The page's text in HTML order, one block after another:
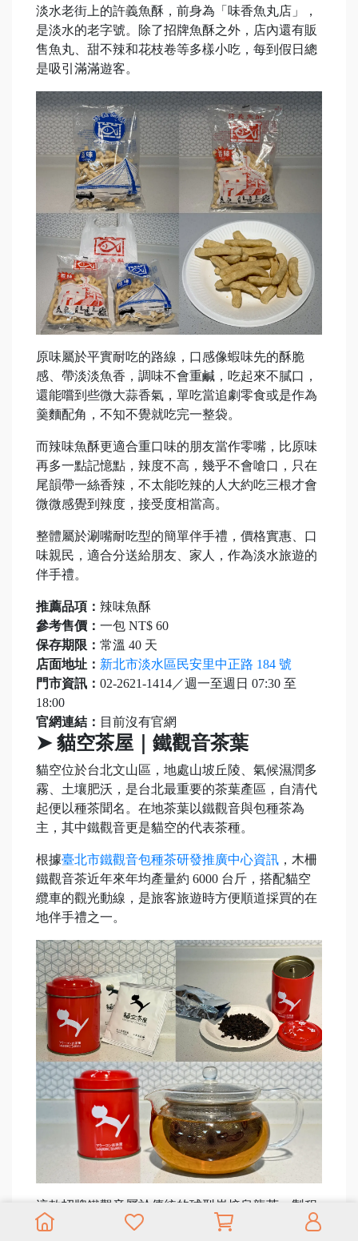
淡水老街上的許義魚酥，前身為「味香魚丸店」，
是淡水的老字號。除了招牌魚酥之外，店內還有販
售魚丸、甜不辣和花枝卷等多樣小吃，每到假日總
是吸引滿滿遊客。
原味屬於平實耐吃的路線，口感像蝦味先的酥脆
感、帶淡淡魚香，調味不會重鹹，吃起來不膩口，
還能嚐到些微大蒜香氣，單吃當追劇零食或是作為
羹麵配角，不知不覺就吃完一整袋。
而辣味魚酥更適合重口味的朋友當作零嘴，比原味
再多一點記憶點，辣度不高，幾乎不會嗆口，只在
尾韻帶一絲香辣，不太能吃辣的人大約吃三根才會
微微感覺到辣度，接受度相當高。
整體屬於涮嘴耐吃型的簡單伴手禮，價格實惠、口
味親民，適合分送給朋友、家人，作為淡水旅遊的
伴手禮。
推薦品項： 辣味魚酥
參考售價： 一包 NT$ 60
保存期限： 常溫 40 天
店面地址： 新北市淡水區民安里中正路 184 號
門市資訊： 02-2621-1414／週一至週日 07:30 至
18:00
官網連結： 目前沒有官網
➤ 貓空茶屋｜鐵觀音茶葉
貓空位於台北文山區，地處山坡丘陵、氣候濕潤多
霧、土壤肥沃，是台北最重要的茶葉產區，自清代
起便以種茶聞名。在地茶葉以鐵觀音與包種茶為
主，其中鐵觀音更是貓空的代表茶種。
根據臺北市鐵觀音包種茶研發推廣中心資訊 ，木柵
鐵觀音茶近年來年均產量約 6000 台斤，搭配貓空
纜車的觀光動線，是旅客旅遊時方便順道採買的在
地伴手禮之一。
這款招牌鐵觀音屬於傳統的球型炭焙烏龍茶，製程
強調重發酵、中重烘焙。茶界常以「美如觀音，重